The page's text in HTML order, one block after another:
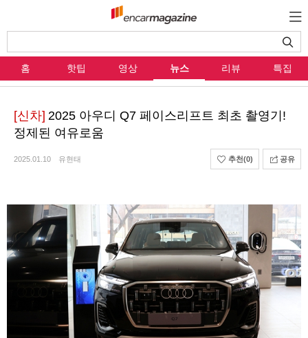
홈 핫팁 영상 뉴스 리뷰 특집
[신차] 2025 아우디 Q7 페이스리프트 최초 촬영기!
정제된 여유로움
2025.01.10 유현태 추천(0) 공유